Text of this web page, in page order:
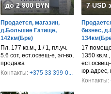
до 2 900 BYN
Продается, магазин,
д.Большие Гатище,
142км(Бре)
Пл. 177 кв.м., 1 / 1, пл.уч.
5.6 сот, ест.освещ-е, эл-во,
продажа
Контакты: +375 33 399-0...
7 USD
бизнес,
17
1350
юр.адрес,
Контакты: